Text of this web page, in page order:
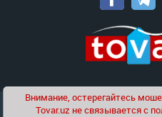
Проект
Внимание, остерегайтесь
Tovar.uz не связывается с